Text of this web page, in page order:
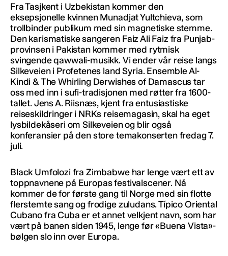
Fra Tasjkent i Uzbekistan kommer den
eksepsjonelle kvinnen Munadjat Yultchieva, som
trollbinder publikum med sin magnetiske stemme.
Den karismatiske sangeren Faiz Ali Faiz fra Punjab-
provinsen i Pakistan kommer med rytmisk
svingende qawwali-musikk. Vi ender vår reise langs
Silkeveien i Profetenes land Syria. Ensemble Al-
Kindi & The Whirling Derwishes of Damascus tar
oss med inn i sufi-tradisjonen med røtter fra 1600-
tallet. Jens A. Riisnæs, kjent fra entusiastiske
reiseskildringer i NRKs reisemagasin, skal ha eget
lysbildekåseri om Silkeveien og blir også
konferansier på den store temakonserten fredag 7.
juli.
Black Umfolozi fra Zimbabwe har lenge vært ett av
toppnavnene på Europas festivalscener. Nå
kommer de for første gang til Norge med sin flotte
flerstemte sang og frodige zuludans. Típico Oriental
Cubano fra Cuba er et annet velkjent navn, som har
vært på banen siden 1945, lenge før «Buena Vista»-
bølgen slo inn over Europa.